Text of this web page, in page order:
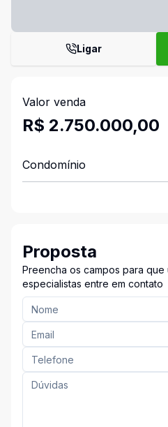
Ligar
Valor venda
R$ 2.750.000,00
Condomínio
Proposta
Preencha os campos para que
especialistas entre em contato